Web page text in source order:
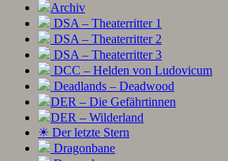
Archiv
DSA – Theaterritter 1
DSA – Theaterritter 2
DSA – Theaterritter 3
DCC – Helden von Ludovicum
Deadlands – Deadwood
DER – Die Gefährtinnen
DER – Wilderland
☀ Der letzte Stern
Dragonbane